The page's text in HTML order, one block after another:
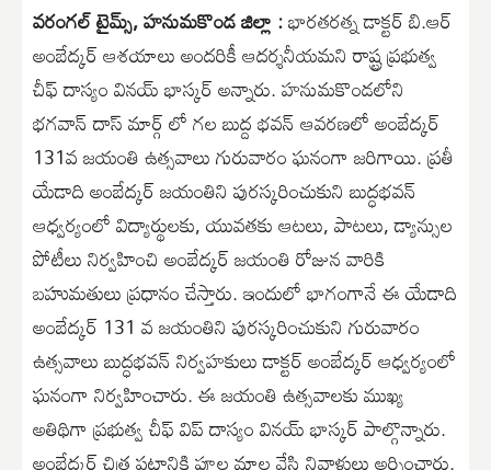
వరంగల్ టైమ్స్, హనుమకొండ జిల్లా :భారతరత్న డాక్టర్ బి.ఆర్
అంబేద్కర్ ఆశయాలు అందరికీ ఆదర్శనీయమని రాష్ట్ర ప్రభుత్వ
చీఫ్ దాస్యం వినయ్ భాస్కర్ అన్నారు. హనుమకొండలోని
భగవాన్ దాస్ మార్గ్ లో గల బుద్ద భవన్ ఆవరణలో అంబేద్కర్
131వ జయంతి ఉత్సవాలు గురువారం ఘనంగా జరిగాయి. ప్రతీ
యేడాది అంబేద్కర్ జయంతిని పురస్కరించుకుని బుద్ధభవన్
ఆధ్వర్యంలో విద్యార్థులకు, యువతకు ఆటలు, పాటలు, డ్యాన్సుల
పోటీలు నిర్వహించి అంబేద్కర్ జయంతి రోజున వారికి
బహుమతులు ప్రధానం చేస్తారు. ఇందులో భాగంగానే ఈ యేడాది
అంబేద్కర్ 131 వ జయంతిని పురస్కరించుకుని గురువారం
ఉత్సవాలు బుద్ధభవన్ నిర్వహకులు డాక్టర్ అంబేద్కర్ ఆధ్వర్యంలో
ఘనంగా నిర్వహించారు. ఈ జయంతి ఉత్సవాలకు ముఖ్య
అతిథిగా ప్రభుత్వ చీఫ్ విప్ దాస్యం వినయ్ భాస్కర్ పాల్గొన్నారు.